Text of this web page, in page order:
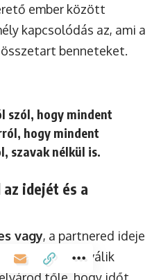
ember között
kapcsolódás az, ami a
benneteket.
szól, hogy mindent
hogy mindent
szavak nélkül is.
idejét és a
vagy, a partnered ideje
értékűvé válik